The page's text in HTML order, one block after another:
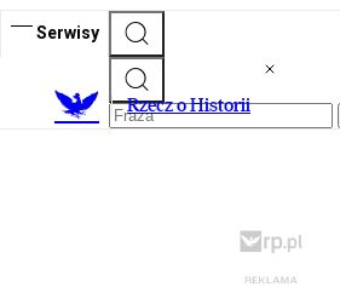
Serwisy
Rzecz o Historii